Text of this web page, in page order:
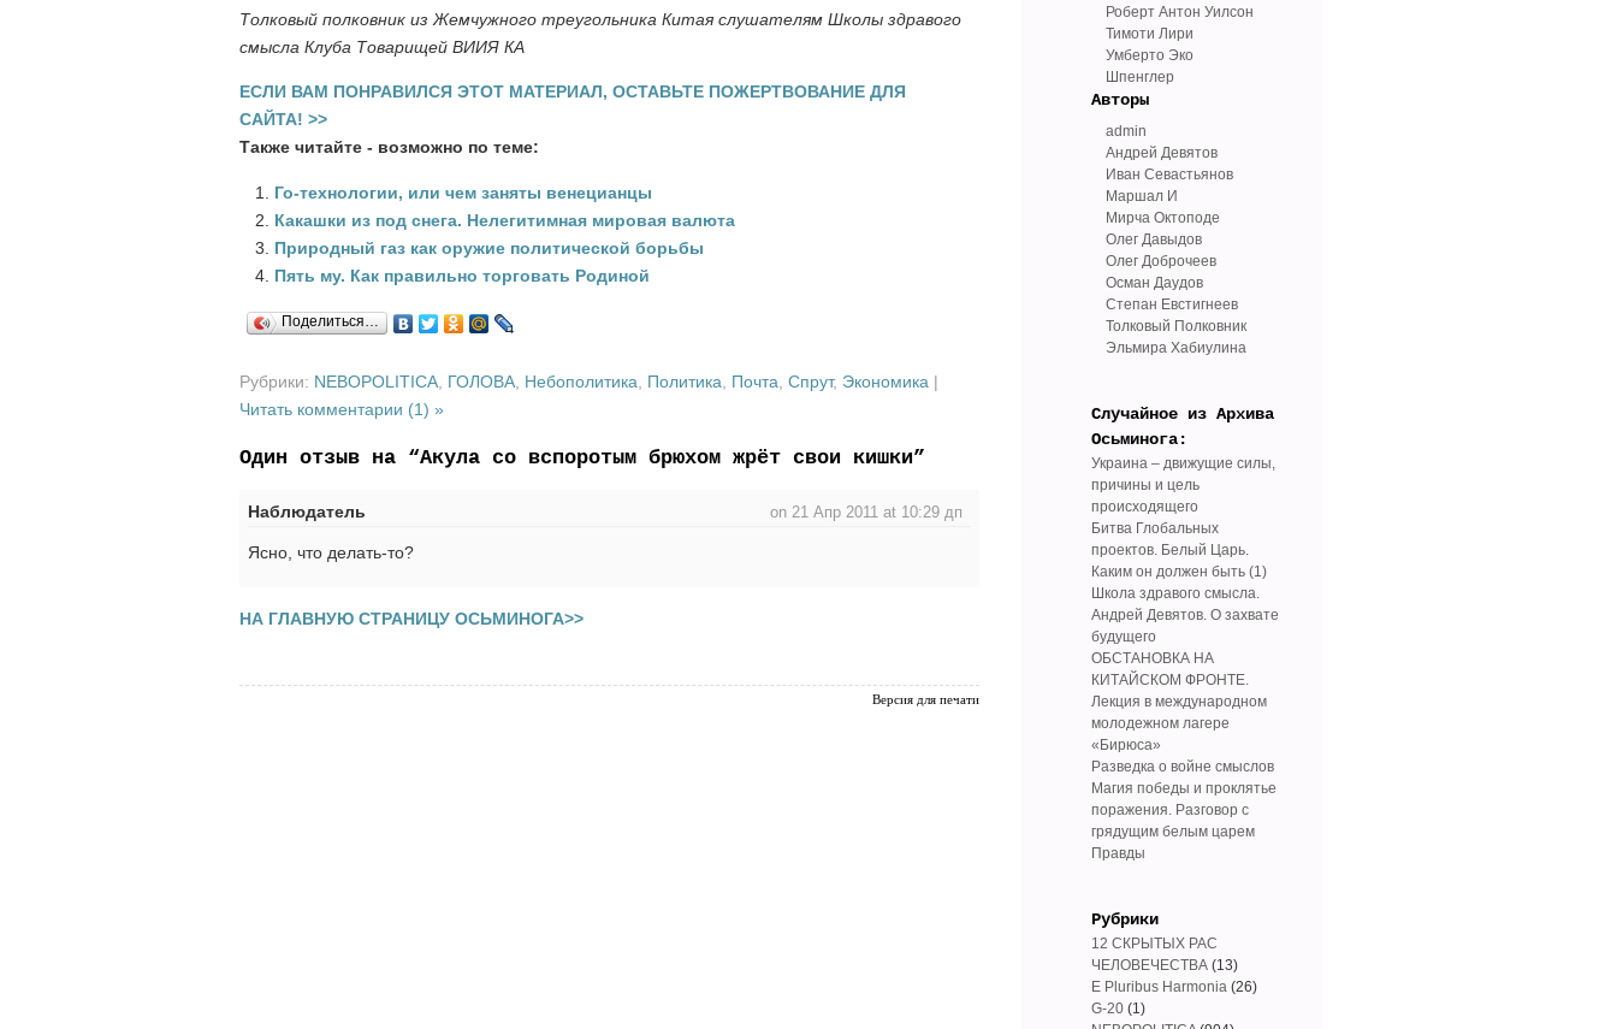
Толковый полковник из Жемчужного треугольника Китая слушателям Школы здравого
смысла Клуба Товарищей ВИИЯ КА
ЕСЛИ ВАМ ПОНРАВИЛСЯ ЭТОТ МАТЕРИАЛ, ОСТАВЬТЕ ПОЖЕРТВОВАНИЕ ДЛЯ
САЙТА! >>
Также читайте - возможно по теме:
Го-технологии, или чем заняты венецианцы
Какашки из под снега. Нелегитимная мировая валюта
Природный газ как оружие политической борьбы
Пять му. Как правильно торговать Родиной
Поделиться…
Рубрики: NEBOPOLITICA ГОЛОВА Небополитика Политика Почта Спрут, Экономика |
Читать комментарии (1) »
Один отзыв на “Акула со вспоротым брюхом жрёт свои кишки”
on 21 Апр 2011 at 10:29 дп
Наблюдатель
Ясно, что делать-то?
НА ГЛАВНУЮ СТРАНИЦУ ОСЬМИНОГА>>
Версия для печати
Роберт Антон Уилсон
Тимоти Лири
Умберто Эко
Шпенглер
Авторы
admin
Андрей Девятов
Иван Севастьянов
Маршал И
Мирча Октоподе
Олег Давыдов
Олег Доброчеев
Осман Даудов
Степан Евстигнеев
Толковый Полковник
Эльмира Хабиулина
Случайное из Архива
Осьминога:
Украина – движущие силы,
причины и цель
происходящего
Битва Глобальных
проектов. Белый Царь.
Каким он должен быть (1)
Школа здравого смысла.
Андрей Девятов. О захвате
будущего
ОБСТАНОВКА НА
КИТАЙСКОМ ФРОНТЕ.
Лекция в международном
молодежном лагере
«Бирюса»
Разведка о войне смыслов
Магия победы и проклятье
поражения. Разговор с
грядущим белым царем
Правды
Рубрики
12 СКРЫТЫХ РАС
ЧЕЛОВЕЧЕСТВА (13)
E Pluribus Harmonia (26)
G-20 (1)